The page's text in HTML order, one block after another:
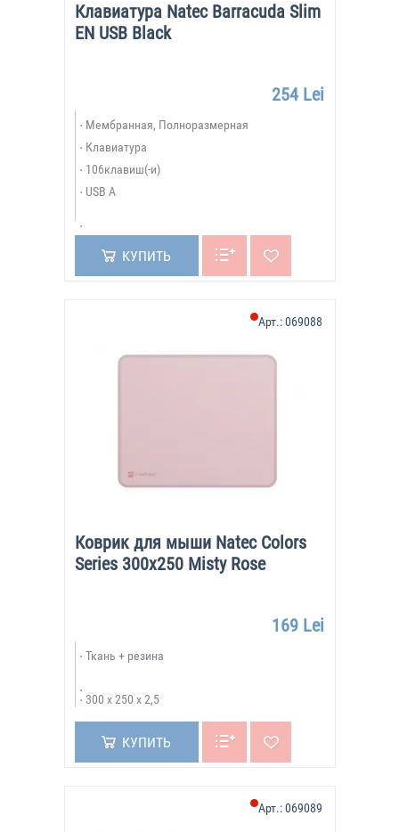
Клавиатура Natec Barracuda Slim
EN USB Black
254 Lei
Мембранная, Полноразмерная
Клавиатура
106клавиш(-и)
USB A
КУПИТЬ
Коврик для мыши Natec Colors
Series 300x250 Misty Rose
Арт.:069088
169 Lei
Ткань + резина
300 х 250 х 2,5
КУПИТЬ
Арт.:069089